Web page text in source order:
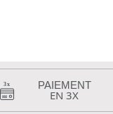
PAIEMENT
EN 3X